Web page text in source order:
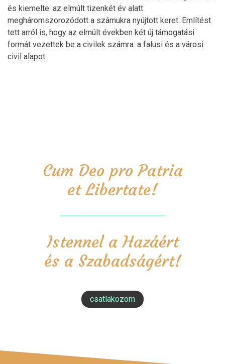
és kiemelte: az elmúlt tizenkét év alatt
megháromszorozódott a számukra nyújtott keret. Említést
tett arról is, hogy az elmúlt években két új támogatási
formát vezettek be a civilek számra: a falusi és a városi
civil alapot.
Cum Deo pro Patria
et Libertate!
Istennel a Hazáért
és a Szabadságért!
csatlakozom